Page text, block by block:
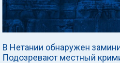
В Нетании обнаружен
Подозревают местный